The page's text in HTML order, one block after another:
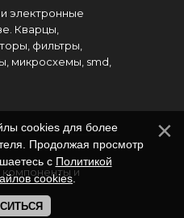
электронные
Кварцы,
фильтры,
микросхемы, smd,
и
cookies для более
Продолжая просмотр
с Политикой
cookies.